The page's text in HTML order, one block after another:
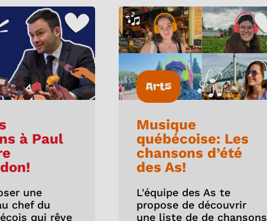
à Paul
une
chef du
qui rêve
Arts
Musique
québécoise: Les
chansons d’été
des As!
L'équipe des As te
propose de découvrir
une liste de de chansons